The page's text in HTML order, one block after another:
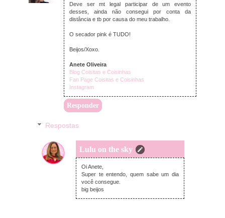
Deve ser mt legal participar de um evento
desses, ainda não consegui por conta da
distância e tb por causa do meu trabalho.
O secador pink é TUDO!
Beijos/Xoxo.
Anete Oliveira
Blog Coisitas e Coisinhas
Fan Page Coisitas e Coisinhas
Instagram
Responder
Respostas
Lulu on the sky
terça-feira, abril 19, 2016
Oi Anete,
Super te entendo, quem sabe um dia
você consegue.
big beijos